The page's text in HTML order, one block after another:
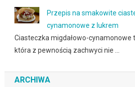
Przepis na smakowite
cynamonowe z lukrem
Ciasteczka migdałowo-cynamonowe
która z pewnością zachwyci nie …
ARCHIWA